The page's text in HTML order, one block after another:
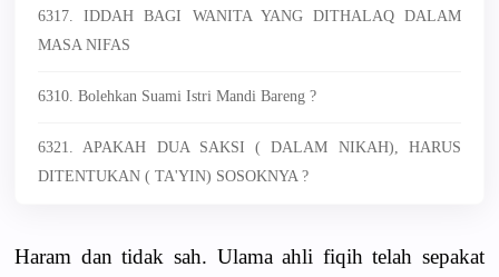
6317. IDDAH BAGI WANITA YANG DITHALAQ DALAM
MASA NIFAS
6310. Bolehkan Suami Istri Mandi Bareng ?
6321. APAKAH DUA SAKSI ( DALAM NIKAH), HARUS
DITENTUKAN ( TA'YIN) SOSOKNYA ?
Haram dan tidak sah. Ulama ahli fiqih telah sepakat